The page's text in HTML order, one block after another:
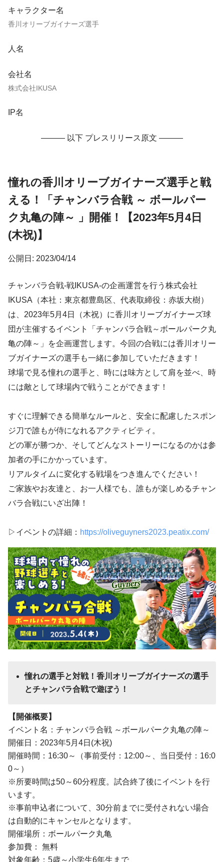
キャラクター名
香川オリーブガイナーズ選手
人名
会社名
株式会社IKUSA
IP名
——— 以下 プレスリリース原文 ———
憧れの香川オリーブガイナーズ選手と戦
える！「チャンバラ合戦 ～ ボールパー
ク丸亀の陣～ 」開催！【2023年5月4日
(木祝)】
公開日: 2023/04/14
チャンバラ合戦‐戦IKUSA‐の企画運営を行う株式会社
IKUSA（本社：東京都豊島区、代表取締役：赤坂大樹）
は、2023年5月4日（木祝）に香川オリーブガイナーズ球
団が主催するイベント「チャンバラ合戦～ボールパーク丸
亀の陣～」を企画運営します。今回の合戦には香川オリー
ブガイナーズの選手も一緒に参加していただきます！
球場で見る憧れの選手と、時には味方として肩を並べ、時
には敵として球場内で戦うことができます！
すぐに理解できる簡単なルールと、安全に配慮したスポン
ジ刀で誰もが侍になれるアクティビティ。
どの軍が勝つか、そしてどんなストーリーになるのかは参
加者の手にかかっています。
リアルタイムに変化する戦場をつき進んでください！
ご家族やお友達と、お一人様でも、誰もが楽しめるチャン
バラ合戦にいざ出陣！
▷イベントの詳細： https://oliveguyners2023.peatix.com/
憧れの選手と対戦！香川オリーブガイナーズの選手
とチャンバラ合戦で遊ぼう！
【開催概要】
イベント名：チャンバラ合戦 ～ボールパーク丸亀の陣～
開催日：2023年5月4日(木祝)
開催時間：16:30～（事前受付：12:00～、当日受付：16:0
0～）
※所要時間は50～60分程度。試合終了後にイベントを行
います。
※事前申込者について、30分前までに受付されない場合
は自動的にキャンセルとなります。
開催場所：ボールパーク丸亀
参加費： 無料
対象年齢：5歳～小学生6年生まで